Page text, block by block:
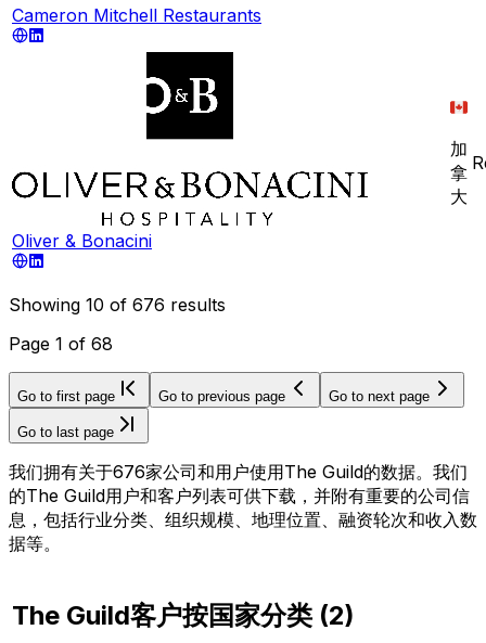
Cameron Mitchell Restaurants
Oliver & Bonacini
加
拿
大
Showing 10 of 676 results
Page 1 of 68
Go to first page Go to previous page Go to next page
Go to last page
我们拥有关于676家公司和用户使用The Guild的数据。我们
的The Guild用户和客户列表可供下载，并附有重要的公司信
息，包括行业分类、组织规模、地理位置、融资轮次和收入数
据等。
The Guild客户按国家分类 (2)